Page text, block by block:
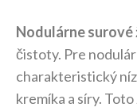
Nodulárne surové
čistoty. Pre
charakteristický
kremíka a síry.